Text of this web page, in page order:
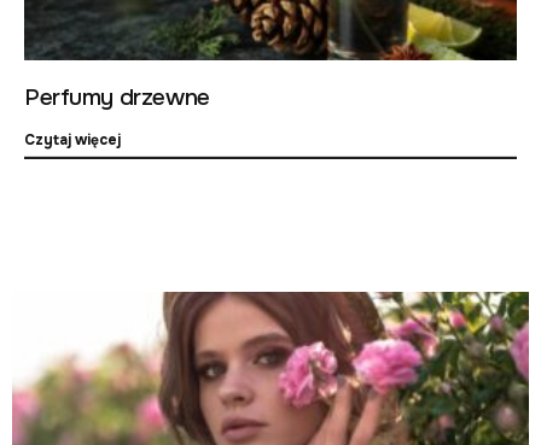
Perfumy drzewne
Czytaj więcej